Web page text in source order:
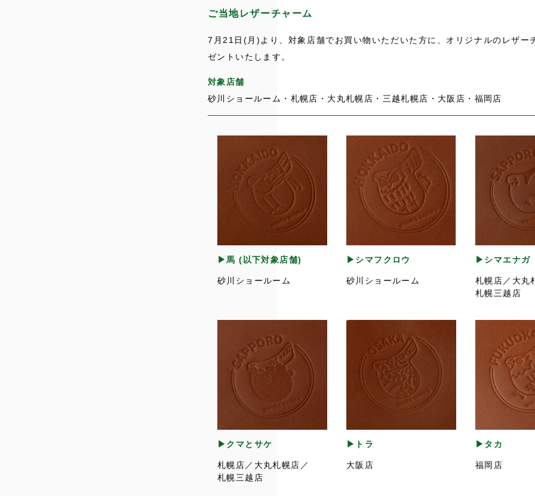
ご当地レザーチャーム
7月21日(月)より、対象店舗でお買い物いただいた方に、オリジナルのレザー
ゼントいたします。
対象店舗
砂川ショールーム・札幌店・大丸札幌店・三越札幌店・大阪店・福岡店
▶馬 (以下対象店舗)
砂川ショールーム
▶シマフクロウ
砂川ショールーム
▶シマエナガ
札幌店／大丸
札幌三越店
▶クマとサケ
札幌店／大丸札幌店／
札幌三越店
▶トラ
大阪店
▶タカ
福岡店